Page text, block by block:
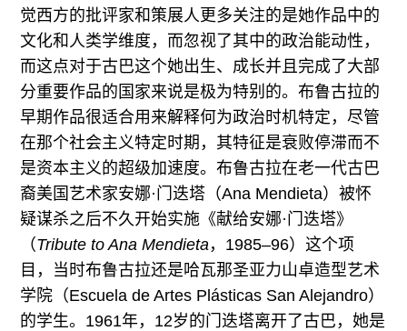
觉西方的批评家和策展人更多关注的是她作品中的
文化和人类学维度，而忽视了其中的政治能动性，
而这点对于古巴这个她出生、成长并且完成了大部
分重要作品的国家来说是极为特别的。布鲁古拉的
早期作品很适合用来解释何为政治时机特定，尽管
在那个社会主义特定时期，其特征是衰败停滞而不
是资本主义的超级加速度。布鲁古拉在老一代古巴
裔美国艺术家安娜·门迭塔（Ana Mendieta）被怀
疑谋杀之后不久开始实施《献给安娜·门迭塔》
（Tribute to Ana Mendieta，1985–96）这个项
目，当时布鲁古拉还是哈瓦那圣亚力山卓造型艺术
学院（Escuela de Artes Plásticas San Alejandro）
的学生。1961年，12岁的门迭塔离开了古巴，她是